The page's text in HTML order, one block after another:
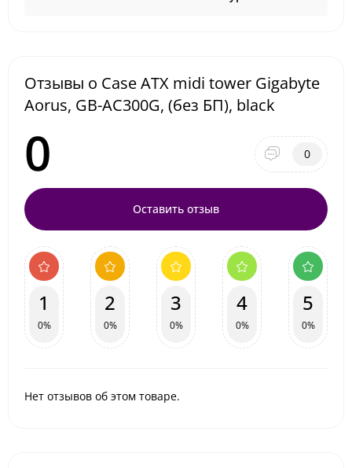
Отзывы о Case ATX midi tower Gigabyte
Aorus, GB-AC300G, (без БП), black
0 0
Оставить отзыв
1
0%
2
0%
3
0%
4
0%
5
0%
Нет отзывов об этом товаре.